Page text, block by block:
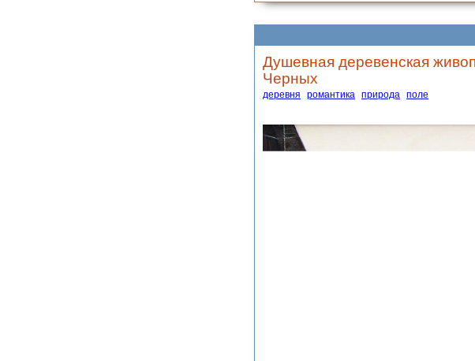
Душевная деревенская
Черных
деревня романтика природа поле